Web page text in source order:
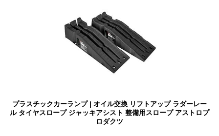
プラスチックカーランプ | オイル交換 リフトアップ ラダーレー
ル タイヤスロープ ジャッキアシスト 整備用スロープ アストロプ
ロダクツ